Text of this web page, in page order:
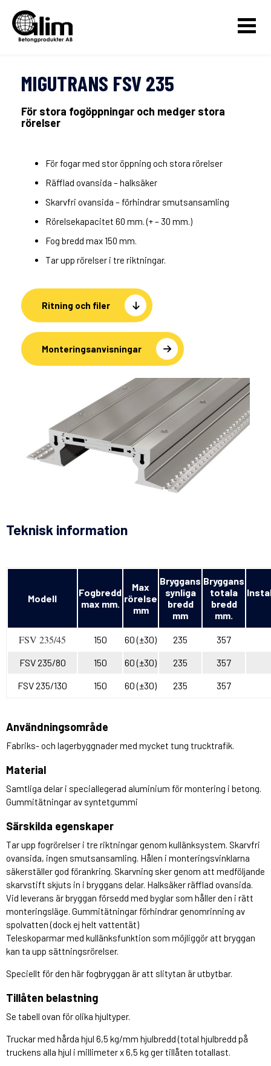
MIGUTRANS FSV 235
För stora fogöppningar och medger stora
rörelser
För fogar med stor öppning och stora rörelser
Räfflad ovansida – halksäker
Skarvfri ovansida – förhindrar smutsansamling
Rörelsekapacitet 60 mm. (+ – 30 mm.)
Fog bredd max 150 mm.
Tar upp rörelser i tre riktningar.
Ritning och filer
Monteringsanvisningar
Teknisk information
Modell
Fogbredd
max mm.
Max
rörelse
mm
Bryggans
synliga
bredd
mm
Bryggans
totala
bredd
mm.
FSV 235/45 150 60 (±30) 235
357
FSV 235/80
150 60 (±30) 235
357
FSV 235/130
150 60 (±30) 235 357
Användningsområde
Fabriks- och lagerbyggnader med mycket tung trucktrafik.
Material
Samtliga delar i speciallegerad aluminium för montering i betong.
Gummitätningar av syntetgummi
Särskilda egenskaper
Tar upp fogrörelser i tre riktningar genom kullänksystem. Skarvfri
ovansida, ingen smutsansamling. Hålen i monteringsvinklarna
säkerställer god förankring. Skarvning sker genom att medföljande
skarvstift skjuts in i bryggans delar. Halksäker räfflad ovansida.
Vid leverans är bryggan försedd med byglar som håller den i rätt
monteringsläge. Gummitätningar förhindrar genomrinning av
spolvatten (dock ej helt vattentät)
Teleskoparmar med kullänksfunktion som möjliggör att bryggan
kan ta upp sättningsrörelser.
Speciellt för den här fogbryggan är att slitytan är utbytbar.
Tillåten belastning
Se tabell ovan för olika hjultyper.
Truckar med hårda hjul 6,5 kg/mm hjulbredd (total hjulbredd på
truckens alla hjul i millimeter x 6,5 kg ger tillåten totallast.